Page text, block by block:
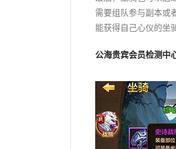
需要组队参与副本或
能获得自己心仪的坐
公海贵宾会员检测中